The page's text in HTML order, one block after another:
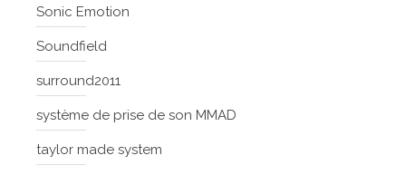
Sonic Emotion
Soundfield
surround2011
système de prise de son MMAD
taylor made system